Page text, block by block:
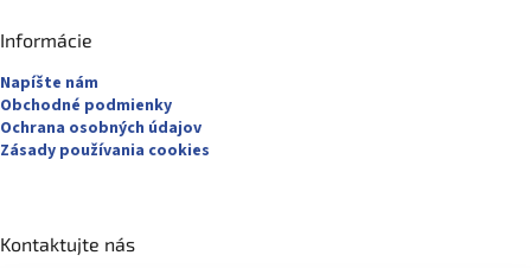
Informácie
Napíšte nám
Obchodné podmienky
Ochrana osobných údajov
Zásady používania cookies
Kontaktujte nás